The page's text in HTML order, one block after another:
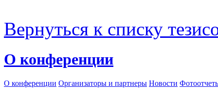
Вернуться к списку
О конференции
О конференции Организаторы и партнеры Новости